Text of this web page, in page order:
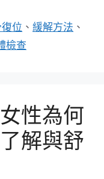
位 、緩解方法 、
檢查
性為何
解與舒